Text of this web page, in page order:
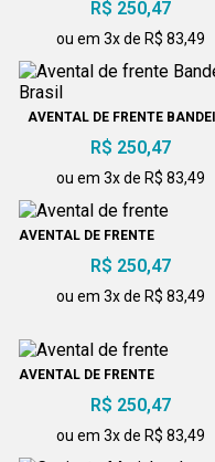
R$ 250,47
ou em 3x de R$ 83,49
AVENTAL DE FRENTE
BRASIL
R$ 250,47
ou em 3x de R$ 83,49
AVENTAL DE FRENTE
R$ 250,47
ou em 3x de R$ 83,49
AVENTAL DE FRENTE
R$ 250,47
ou em 3x de R$ 83,49